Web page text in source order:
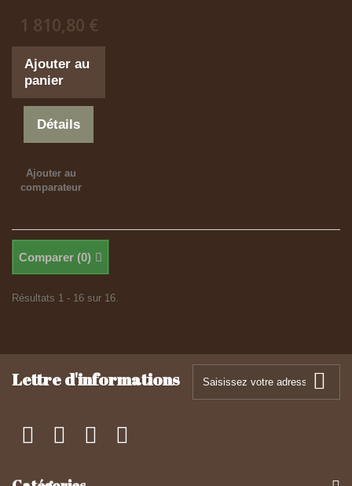
1 810,80 €
Ajouter au
panier
Détails
Ajouter au
comparateur
Comparer (0)
Résultats 1 - 16 sur 16.
Lettre d'informations